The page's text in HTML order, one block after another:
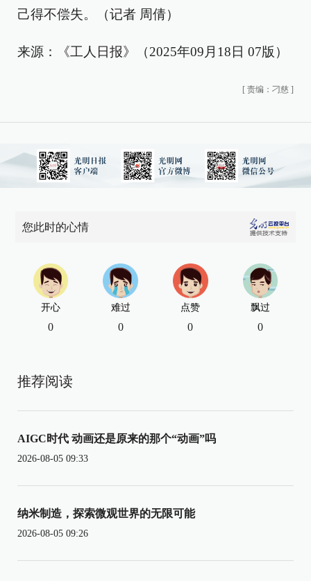
己得不偿失。（记者 周倩）
来源：《工人日报》（2025年09月18日 07版）
[ 责编：刁慈 ]
您此时的心情
开心
0
难过
0
点赞
0
飘过
0
推荐阅读
AIGC时代 动画还是原来的那个“动画”吗
2026-08-05 09:33
纳米制造，探索微观世界的无限可能
2026-08-05 09:26